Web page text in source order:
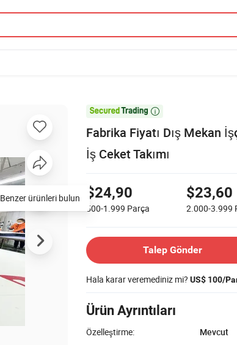

Fabrika Fiyatı Dış Mekan
İş Ceket Takımı
$24,90
500-1.999 Parça
$23,60
2.000-3.999
Talep Gönder
Hala karar veremediniz mi? US$ 100/
Ürün Ayrıntıları
Özelleştirme:
Mevcut
Benzer ürünleri bulun